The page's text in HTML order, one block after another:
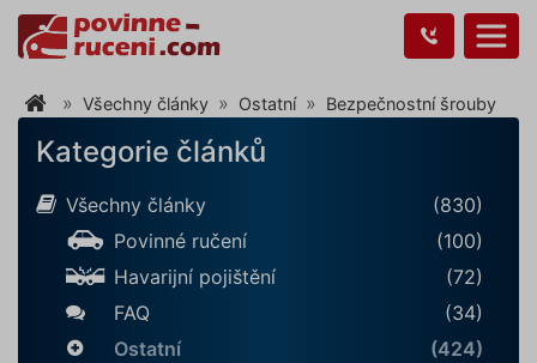
Všechny články Ostatní Bezpečnostní šrouby
Kategorie článků
Všechny články
(830)
Povinné ručení
(100)
Havarijní pojištění
(72)
FAQ
(34)
Ostatní
(424)